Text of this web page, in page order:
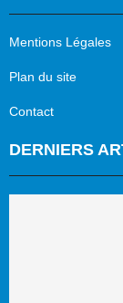
Mentions Légales
Plan du site
Contact
DERNIERS